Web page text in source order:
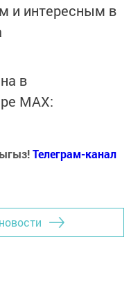
и интересным в
в
MАХ:
Телеграм-канал